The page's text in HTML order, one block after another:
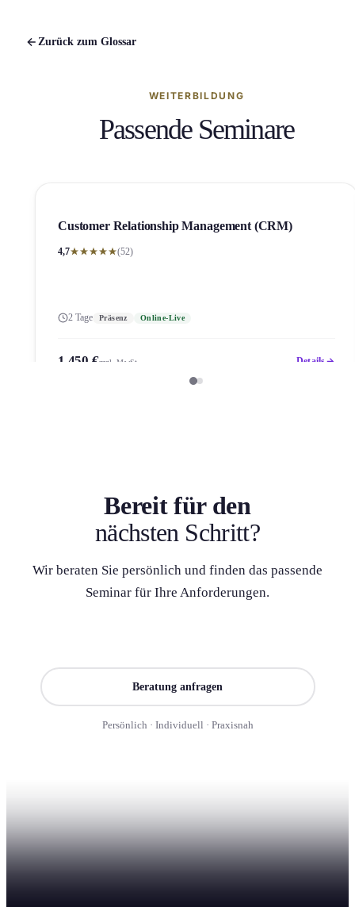
Zurück zum Glossar
WEITERBILDUNG
Passende Seminare
Customer Relations­hip Management (CRM)
4,7 (52)
2 Tage Präsenz Online-Live
1.450 €zzgl. MwSt. Details
Bereit für den
nächsten Schritt?
Wir beraten Sie persönlich und finden das passende
Seminar für Ihre Anforderung­en.
Beratung anfragen
Persönlich · Individuell · Praxisnah